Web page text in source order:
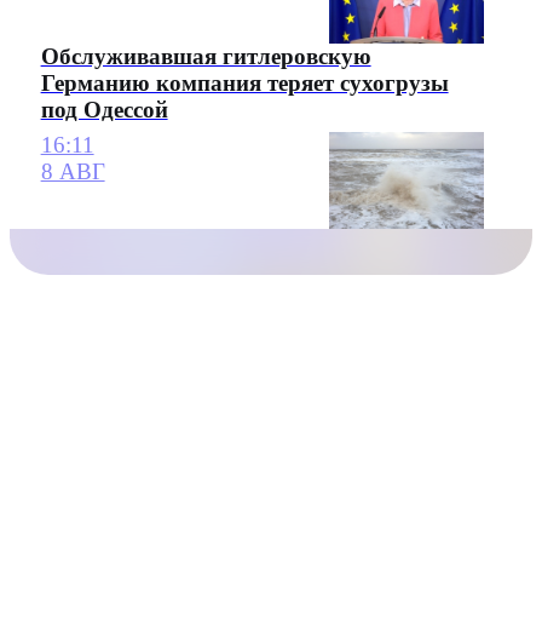
Обслуживавшая гитлеровскую
Германию компания теряет сухогрузы
под Одессой
16:11
8 АВГ